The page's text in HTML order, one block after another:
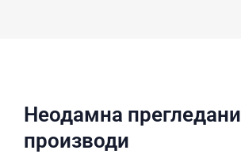
Неодамна прегледани
производи